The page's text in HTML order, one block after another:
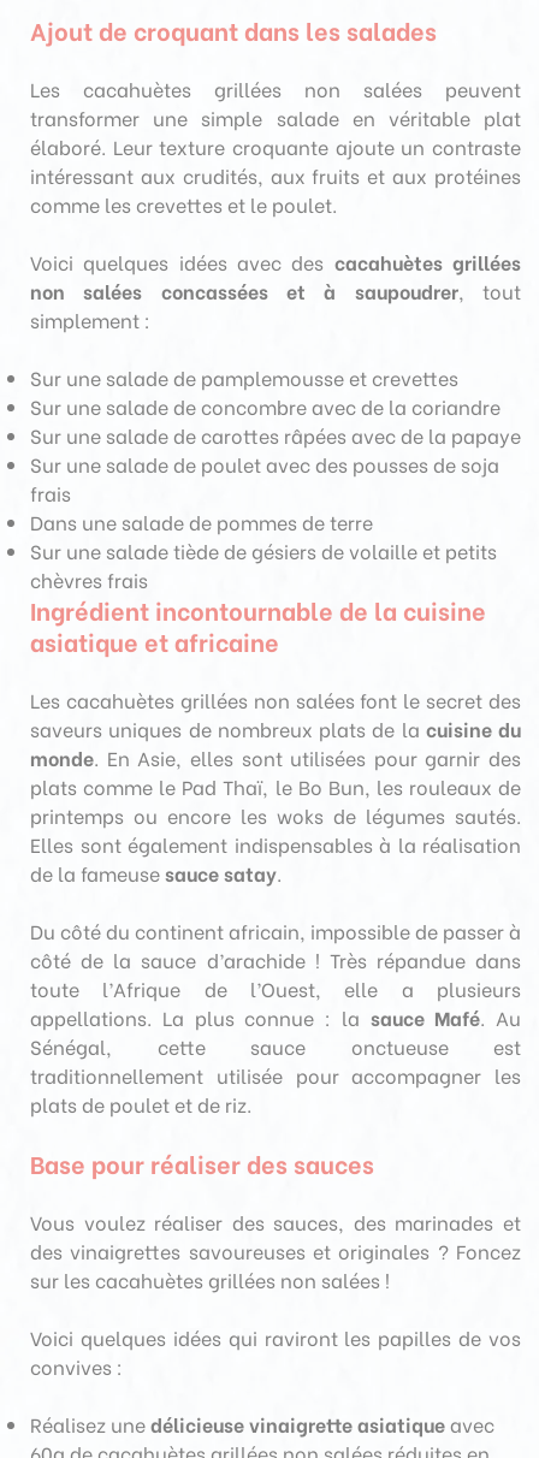
Ajout de croquant dans les salades
Les cacahuètes grillées non salées peuvent
transformer une simple salade en véritable plat
élaboré. Leur texture croquante ajoute un contraste
intéressant aux crudités, aux fruits et aux protéines
comme les crevettes et le poulet.
Voici quelques idées avec des cacahuètes grillées
non salées concassées et à saupoudrer, tout
simplement :
Sur une salade de pamplemousse et crevettes
Sur une salade de concombre avec de la coriandre
Sur une salade de carottes râpées avec de la papaye
Sur une salade de poulet avec des pousses de soja
frais
Dans une salade de pommes de terre
Sur une salade tiède de gésiers de volaille et petits
chèvres frais
Ingrédient incontournable de la cuisine
asiatique et africaine
Les cacahuètes grillées non salées font le secret des
saveurs uniques de nombreux plats de la cuisine du
monde. En Asie, elles sont utilisées pour garnir des
plats comme le Pad Thaï, le Bo Bun, les rouleaux de
printemps ou encore les woks de légumes sautés.
Elles sont également indispensables à la réalisation
de la fameusesauce satay.
Du côté du continent africain, impossible de passer à
côté de la sauce d’arachide ! Très répandue dans
toute l’Afrique de l’Ouest, elle a plusieurs
appellations. La plus connue : la sauce Mafé. Au
Sénégal, cette sauce onctueuse est
traditionnellement utilisée pour accompagner les
plats de poulet et de riz.
Base pour réaliser des sauces
Vous voulez réaliser des sauces, des marinades et
des vinaigrettes savoureuses et originales ? Foncez
sur les cacahuètes grillées non salées !
Voici quelques idées qui raviront les papilles de vos
convives :
Réalisez unedélicieuse vinaigrette asiatiqueavec